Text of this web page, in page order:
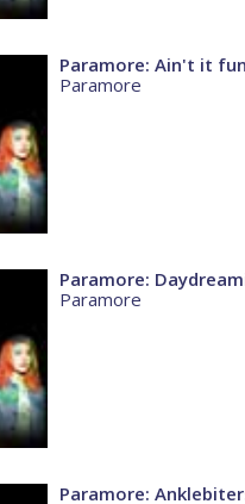
Paramore: Ain't it fun
Paramore
Paramore:
Paramore
Paramore: